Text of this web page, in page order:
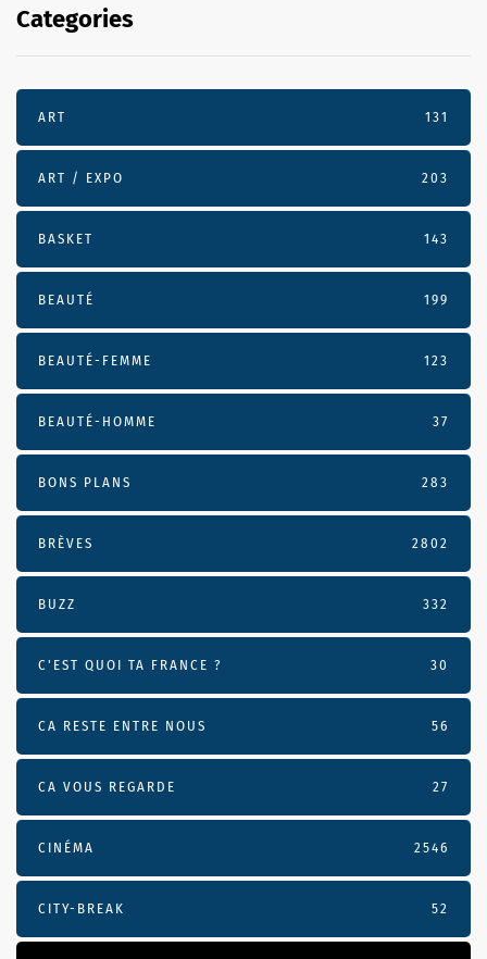
Categories
ART 131
ART / EXPO 203
BASKET 143
BEAUTÉ 199
BEAUTÉ-FEMME 123
BEAUTÉ-HOMME 37
BONS PLANS 283
BRÈVES 2802
BUZZ 332
C'EST QUOI TA FRANCE ? 30
CA RESTE ENTRE NOUS 56
CA VOUS REGARDE 27
CINÉMA 2546
CITY-BREAK 52